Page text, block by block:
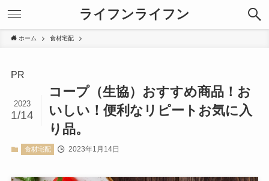
ライフンライフン
ホーム 食材宅配
PR
コープ（生協）おすすめ商品！お
いしい！便利なリピートお気に入
り品。
2023
1/14
食材宅配 2023年1月14日